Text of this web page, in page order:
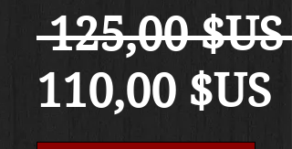
125,00 $US
110,00 $US